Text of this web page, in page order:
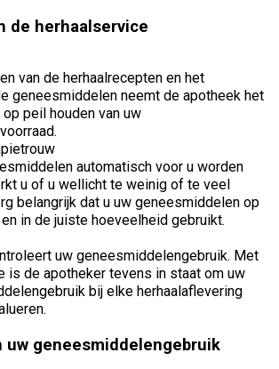
de herhaalservice
van de herhaalrecepten en het
geneesmiddelen neemt de apotheek het
peil houden van uw
automatisch voor u worden
u of u wellicht te weinig of te veel
belangrijk dat u uw geneesmiddelen op
in de juiste hoeveelheid gebruikt.
uw geneesmiddelengebruik. Met
is de apotheker tevens in staat om uw
bij elke herhaalaflevering
uw geneesmiddelengebruik